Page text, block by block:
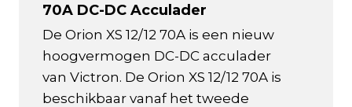
70A DC-DC Acculader
De Orion XS 12/12 70A is een nieuw
hoogvermogen DC-DC acculader
van Victron. De Orion XS 12/12 70A is
beschikbaar vanaf het tweede